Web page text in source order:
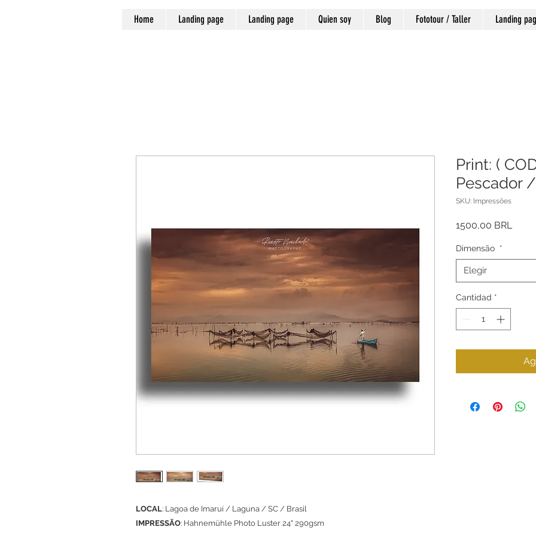
Home Landing page Landing page Quien soy Blog Fototour / Taller Landing
LOCAL: Lagoa de Imaruí / Laguna / SC / Brasil
IMPRESSÃO: Hahnemühle Photo Luster 24" 290gsm
Print: (
Pescador
SKU: Impressões
1500,00 BRL
Dimensão *
Elegir
Cantidad *